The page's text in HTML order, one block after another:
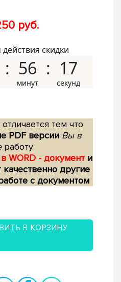
руб.
скидки
56 16
тем что
PDF версии Вы в
работу
WORD - документ и
качественно другие
с документом
В КОРЗИНУ